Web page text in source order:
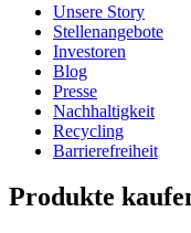
Unsere Story
Stellenangebote
Investoren
Blog
Presse
Nachhaltigkeit
Recycling
Barrierefreiheit
Produkte